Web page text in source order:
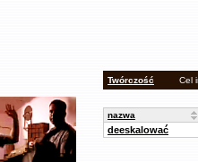
Twórczość Cel
nazwa
deeskalować